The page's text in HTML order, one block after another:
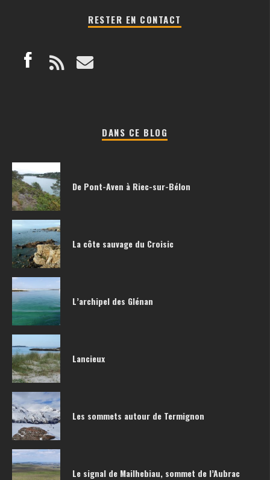
RESTER EN CONTACT
DANS CE BLOG
De Pont-Aven à Riec-sur-Bélon
La côte sauvage du Croisic
L’archipel des Glénan
Lancieux
Les sommets autour de Termignon
Le signal de Mailhebiau, sommet de l’Aubrac